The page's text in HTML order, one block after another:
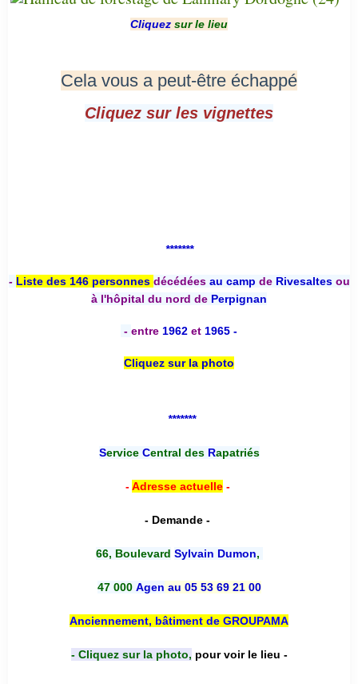
Cliquez sur le lieu
Cela vous a peut-être échappé
Cliquez sur les vignettes
*******
- Liste des 146 personnes décédées au camp deRivesaltesou
à l'hôpital du nord de Perpignan
- entre 1962 et 1965 -
Cliquez sur la photo
*******
Service Central desRapatriés
-Adresse actuelle-
- Demande -
66, Boulevard Sylvain Dumon,
47 000 Agen au 05 53 69 21 00
Anciennement, bâtiment de GROUPAMA
- Cliquez sur la photo, pour voir le lieu -